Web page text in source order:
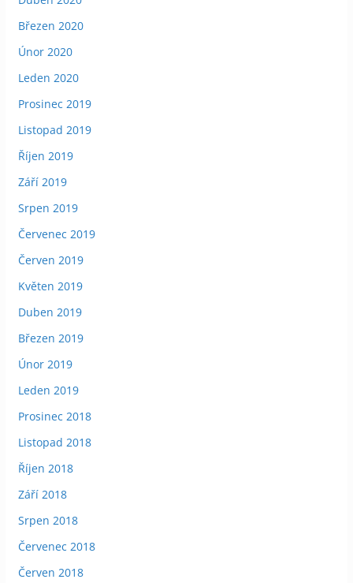
Březen 2020
Únor 2020
Leden 2020
Prosinec 2019
Listopad 2019
Říjen 2019
Září 2019
Srpen 2019
Červenec 2019
Červen 2019
Květen 2019
Duben 2019
Březen 2019
Únor 2019
Leden 2019
Prosinec 2018
Listopad 2018
Říjen 2018
Září 2018
Srpen 2018
Červenec 2018
Červen 2018